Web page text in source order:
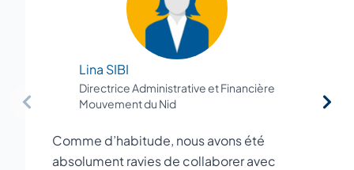
Lina SIBI
Directrice Administrative et Financière
Mouvement du Nid
Comme d’habitude, nous avons été
absolument ravies de collaborer avec